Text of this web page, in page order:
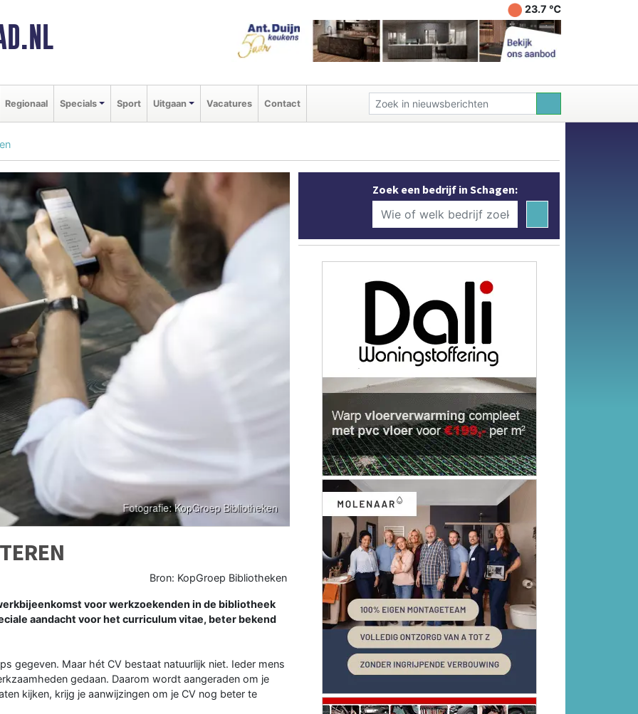
23.7 ℃
Regionaal Specials Sport Uitgaan Vacatures Contact
Bron: KopGroep Bibliotheken
voor werkzoekenden in de bibliotheek
aandacht voor het curriculum vitae, beter bekend
gegeven. Maar hét CV bestaat natuurlijk niet. Ieder mens
gedaan. Daarom wordt aangeraden om je
kijken, krijg je aanwijzingen om je CV nog beter te
Zoek een bedrijf in Schagen: